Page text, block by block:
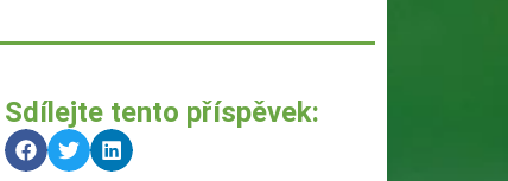
Sdílejte tento příspěvek: